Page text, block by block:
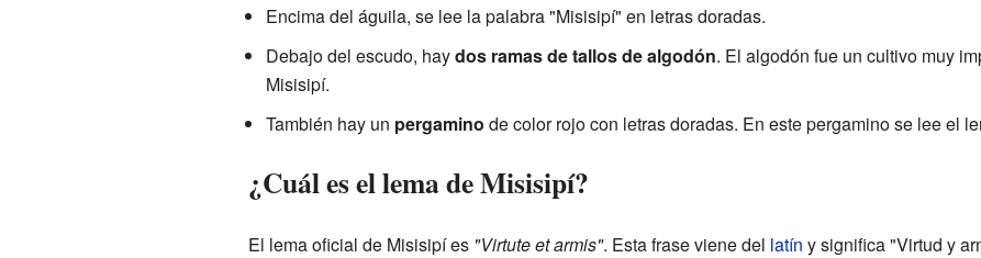
Encima del águila, se lee la palabra "Misisipí" en letras doradas.
Debajo del escudo, haydos ramas de tallos de algodón. El algodón fue un cultivo muy
Misisipí.
También hay un pergamino de color rojo con letras doradas. En este pergamino se lee el
¿Cuál es el lema de Misisipí?
El lema oficial de Misisipí es "Virtute et armis". Esta frase viene del latín y significa "Virtud y